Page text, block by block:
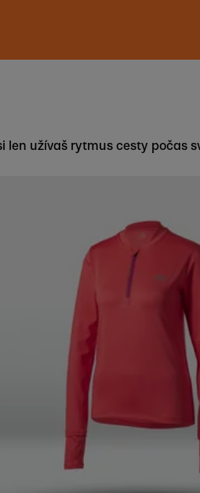
len užívaš rytmus cesty počas